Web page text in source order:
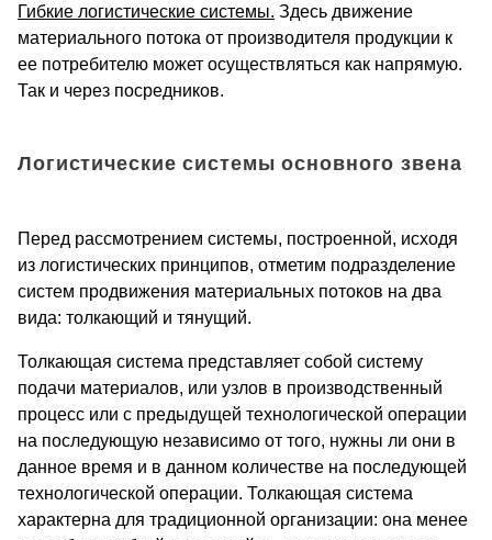
Гибкие логистические системы. Здесь движение
материального потока от производителя продукции к
ее потребителю может осуществляться как напрямую.
Так и через посредников.
Логистические системы основного звена
Перед рассмотрением системы, построенной, исходя
из логистических принципов, отметим подразделение
систем продвижения материальных потоков на два
вида: толкающий и тянущий.
Толкающая система представляет собой систему
подачи материалов, или узлов в производственный
процесс или с предыдущей технологической операции
на последующую независимо от того, нужны ли они в
данное время и в данном количестве на последующей
технологической операции. Толкающая система
характерна для традиционной организации: она менее